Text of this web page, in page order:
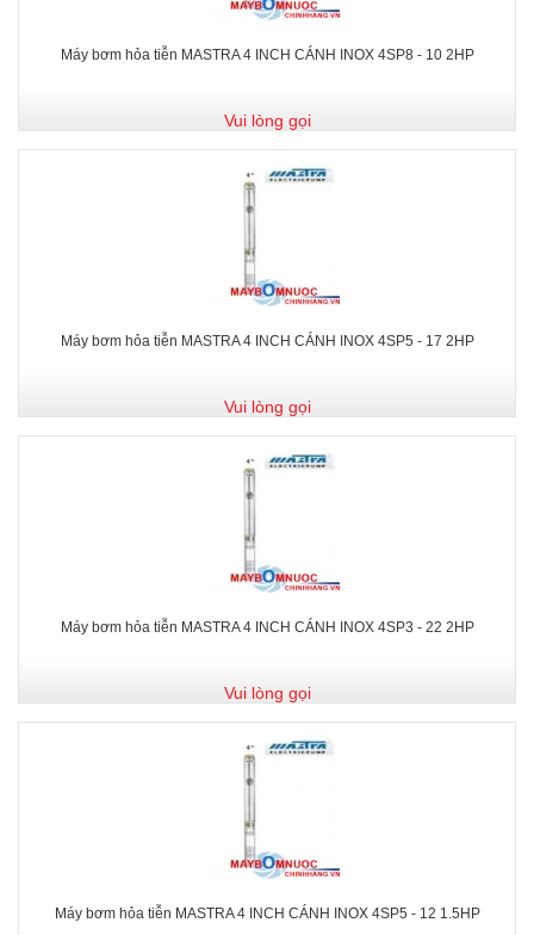
Máy bơm hỏa tiễn MASTRA 4 INCH CÁNH INOX 4SP8 - 10 2HP
Vui lòng gọi
Máy bơm hỏa tiễn MASTRA 4 INCH CÁNH INOX 4SP5 - 17 2HP
Vui lòng gọi
Máy bơm hỏa tiễn MASTRA 4 INCH CÁNH INOX 4SP3 - 22 2HP
Vui lòng gọi
Máy bơm hỏa tiễn MASTRA 4 INCH CÁNH INOX 4SP5 - 12 1.5HP